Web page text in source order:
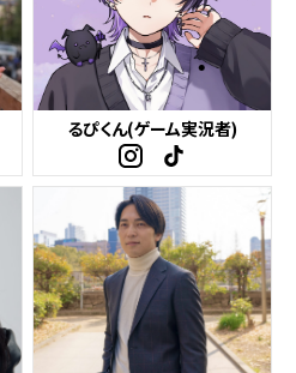
るぴくん(ゲーム実況者)